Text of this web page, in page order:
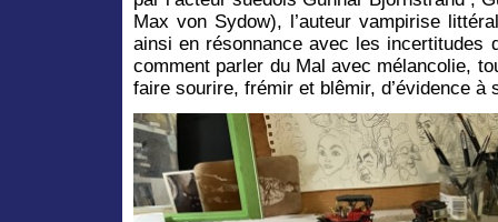
Max von Sydow), l’auteur vampirise
ainsi en résonnance avec les incertitudes
comment parler du Mal avec mélancolie,
faire sourire, frémir et blêmir, d’évidence à